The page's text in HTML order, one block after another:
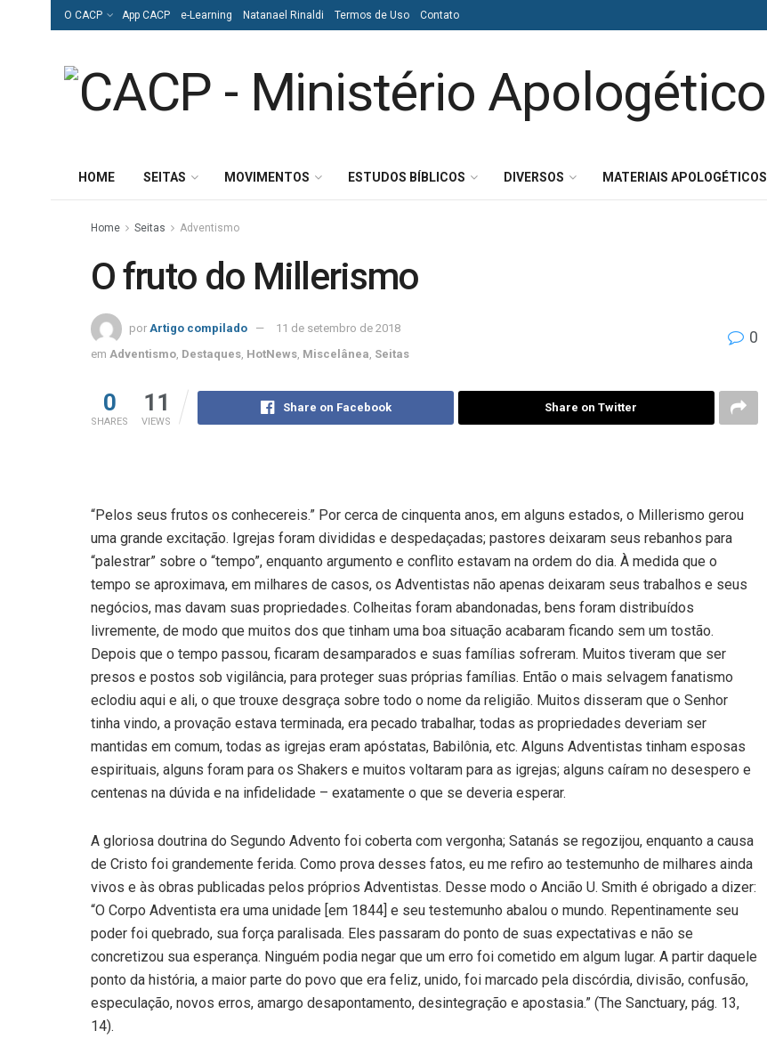
O CACP App CACP e-Learning Natanael Rinaldi Termos de Uso Contato
HOME SEITAS MOVIMENTOS ESTUDOS BÍBLICOS DIVERSOS MATERIAIS APOLOGÉTICOS
Home Seitas Adventismo
O fruto do Millerismo
por Artigo compilado
11 de setembro de 2018
em Adventismo Destaques HotNews Miscelânea Seitas
0
0
SHARES
11
VIEWS
Share on Facebook Share on Twitter
“Pelos seus frutos os conhecereis.” Por cerca de cinquenta anos, em alguns estados, o Millerismo gerou
uma grande excitação. Igrejas foram divididas e despedaçadas; pastores deixaram seus rebanhos para
“palestrar” sobre o “tempo”, enquanto argumento e conflito estavam na ordem do dia. À medida que o
tempo se aproximava, em milhares de casos, os Adventistas não apenas deixaram seus trabalhos e seus
negócios, mas davam suas propriedades. Colheitas foram abandonadas, bens foram distribuídos
livremente, de modo que muitos dos que tinham uma boa situação acabaram ficando sem um tostão.
Depois que o tempo passou, ficaram desamparados e suas famílias sofreram. Muitos tiveram que ser
presos e postos sob vigilância, para proteger suas próprias famílias. Então o mais selvagem fanatismo
eclodiu aqui e ali, o que trouxe desgraça sobre todo o nome da religião. Muitos disseram que o Senhor
tinha vindo, a provação estava terminada, era pecado trabalhar, todas as propriedades deveriam ser
mantidas em comum, todas as igrejas eram apóstatas, Babilônia, etc. Alguns Adventistas tinham esposas
espirituais, alguns foram para os Shakers e muitos voltaram para as igrejas; alguns caíram no desespero e
centenas na dúvida e na infidelidade – exatamente o que se deveria esperar.
A gloriosa doutrina do Segundo Advento foi coberta com vergonha; Satanás se regozijou, enquanto a causa
de Cristo foi grandemente ferida. Como prova desses fatos, eu me refiro ao testemunho de milhares ainda
vivos e às obras publicadas pelos próprios Adventistas. Desse modo o Ancião U. Smith é obrigado a dizer:
“O Corpo Adventista era uma unidade [em 1844] e seu testemunho abalou o mundo. Repentinamente seu
poder foi quebrado, sua força paralisada. Eles passaram do ponto de suas expectativas e não se
concretizou sua esperança. Ninguém podia negar que um erro foi cometido em algum lugar. A partir daquele
ponto da história, a maior parte do povo que era feliz, unido, foi marcado pela discórdia, divisão, confusão,
especulação, novos erros, amargo desapontamento, desintegração e apostasia.” (The Sanctuary, pág. 13,
14).